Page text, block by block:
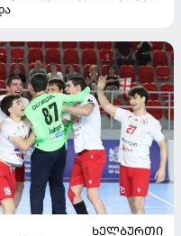
ᲮᲔᲚᲑᲣᲠᲗᲘ